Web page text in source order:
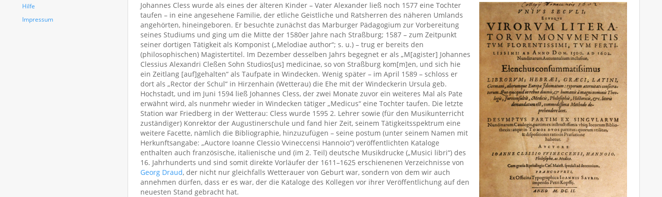
Hilfe
Impressum
Johannes Cless wurde als eines der älteren Kinder – Vater Alexander ließ noch 1577 eine Tochter
taufen – in eine angesehene Familie, der etliche Geistliche und Ratsherren des näheren Umlands
angehörten, hineingeboren. Er besuchte zunächst das Marburger Pädagogium zur Vorbereitung
seines Studiums und ging um die Mitte der 1580er Jahre nach Straßburg; 1587 – zum Zeitpunkt
seiner dortigen Tätigkeit als Komponist („Melodiae author“; s. u.) – trug er bereits den
(philosophischen) Magistertitel. Im Dezember desselben Jahrs begegnet er als „M[agister] Johannes
Clessius Alexandri Cleßen Sohn Studios[us] medicinae, so von Straßburg kom[m]en, und sich hie
ein Zeitlang [auf]gehalten“ als Taufpate in Windecken. Wenig später – im April 1589 – schloss er
dort als „Rector der Schul“ in Hirzenhain (Wetterau) die Ehe mit der Windeckerin Ursula geb.
Hochstadt, und im Juni 1594 ließ Johannes Cless, der zwei Monate zuvor ein weiteres Mal als Pate
erwähnt wird, als nunmehr wieder in Windecken tätiger „Medicus“ eine Tochter taufen. Die letzte
Station war Friedberg in der Wetterau: Cless wurde 1595 2. Lehrer sowie (für den Musikunterricht
zuständiger) Konrektor der Augustinerschule und fand hier Zeit, seinem Tätigkeitsspektrum eine
weitere Facette, nämlich die Bibliographie, hinzuzufügen – seine postum (unter seinem Namen mit
Herkunftsangabe: „Auctore Ioanne Clessio Vvineccensi Hannoio“) veröffentlichten Kataloge
enthalten auch französische, italienische und (im 2. Teil) deutsche Musikdrucke („Musici libri“) des
16. Jahrhunderts und sind somit direkte Vorläufer der 1611–1625 erschienenen Verzeichnisse von
Georg Draud, der nicht nur gleichfalls Wetterauer von Geburt war, sondern von dem wir auch
annehmen dürfen, dass er es war, der die Kataloge des Kollegen vor ihrer Veröffentlichung auf den
neuesten Stand gebracht hat.